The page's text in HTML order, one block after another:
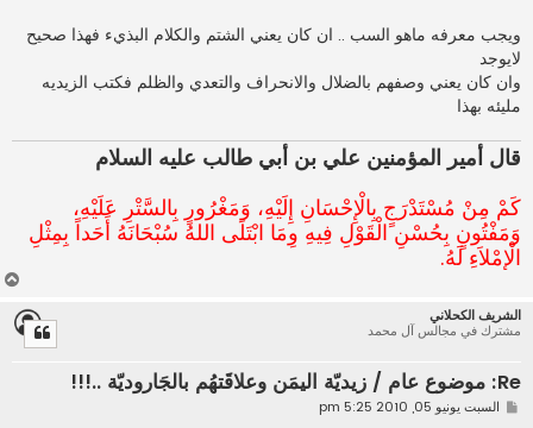
ويجب معرفه ماهو السب .. ان كان يعني الشتم والكلام البذيء فهذا صحيح
لايوجد
وان كان يعني وصفهم بالضلال والانحراف والتعدي والظلم فكتب الزيديه
مليئه بهذا
قال أمير المؤمنين علي بن أبي طالب عليه السلام
كَمْ مِنْ مُسْتَدْرَجٍ بِالْإِحْسَانِ إِلَيْهِ، وَمَغْرُورٍ بِالسَّتْرِ عَلَيْهِ،
وَمَفْتُونٍ بِحُسْنِ الْقَوْلِ فِيهِ وِمَا ابْتَلَى اللهُ سُبْحَانَهُ أَحَداً بِمِثْلِ
الْإِِمْلاَءِ لَهُ.
الشريف الكحلاني
مشترك في مجالس آل محمد
Re: موضوع عام / زيديّة اليمَن وعلاقَتهُم بالجَاروديّة ..!!!
مالسبت يونيو 05, 2010 5:25 pm